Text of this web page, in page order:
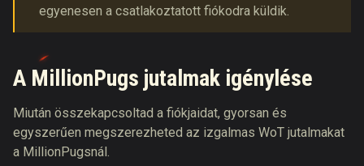
egyenesen a csatlakoztatott fiókodra küldik.
A MillionPugs jutalmak igénylése
Miután összekapcsoltad a fiókjaidat, gyorsan és
egyszerűen megszerezheted az izgalmas WoT jutalmakat
a MillionPugsnál.